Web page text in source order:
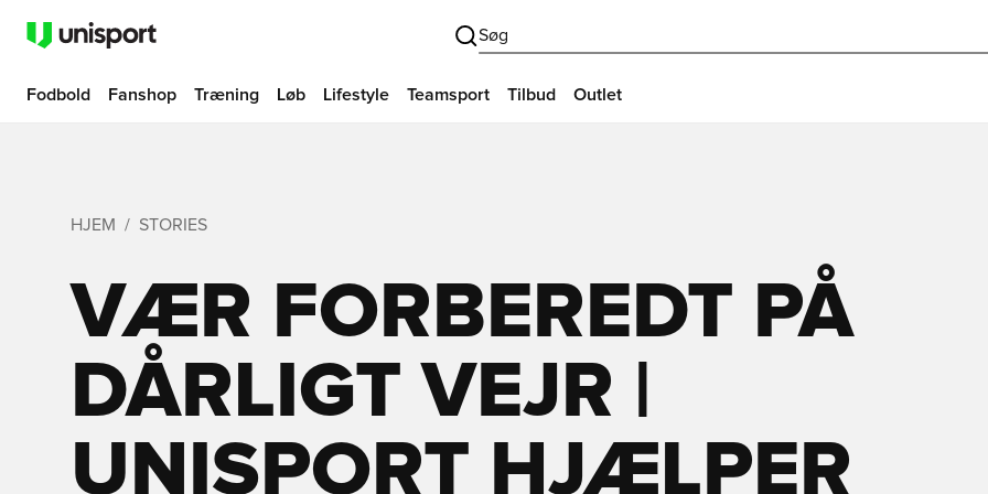
Søg
Fodbold Fanshop Træning Løb Lifestyle Teamsport Tilbud Outlet
HJEM STORIES
VÆR FORBEREDT PÅ
DÅRLIGT VEJR |
UNISPORT HJÆLPER